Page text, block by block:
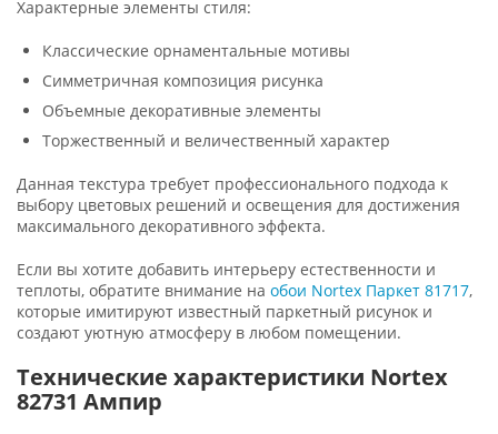
Характерные элементы стиля:
Классические орнаментальные мотивы
Симметричная композиция рисунка
Объемные декоративные элементы
Торжественный и величественный характер
Данная текстура требует профессионального подхода к
выбору цветовых решений и освещения для достижения
максимального декоративного эффекта.
Если вы хотите добавить интерьеру естественности и
теплоты, обратите внимание на обои Nortex Паркет 81717,
которые имитируют известный паркетный рисунок и
создают уютную атмосферу в любом помещении.
Технические характеристики Nortex
82731 Ампир